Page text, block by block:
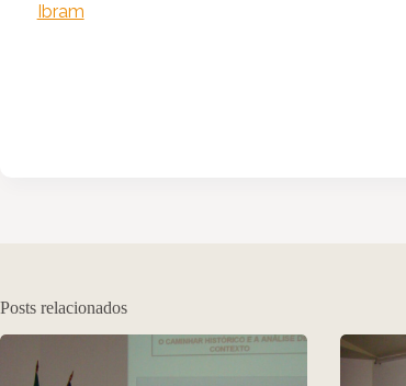
Ibram
Posts relacionados